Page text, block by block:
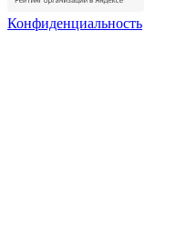
Конфиденциальность